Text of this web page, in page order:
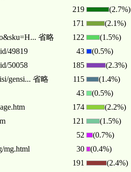
219
(2.7%)
171
(2.1%)
省略 122
(1.5%)
49819 43
(0.5%)
50058 185
(2.3%)
gensi... 省略 115
(1.4%)
43
(0.5%)
174
(2.2%)
121
(1.5%)
52
(0.7%)
mg.html 30
(0.4%)
191
(2.4%)